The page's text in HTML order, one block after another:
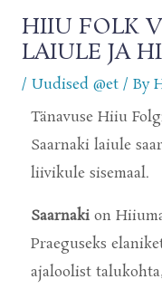
HIIU FOLK
LAIULE JA
/ Uudised @et/ By
Tänavuse Hiiu
Saarnaki laiule
liivikule sisemaal.
Saarnakion
Praeguseks
ajaloolist